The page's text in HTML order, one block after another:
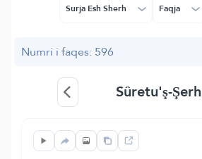
Surja Esh Sherh Faqja
Numri i faqes: 596
Sûretu'ş-Şerh